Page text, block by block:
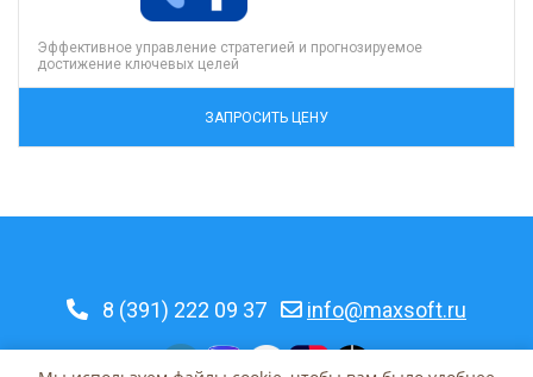
Эффективное управление стратегией и прогнозируемое
достижение ключевых целей
ЗАПРОСИТЬ ЦЕНУ
8 (391) 222 09 37 info@maxsoft.ru